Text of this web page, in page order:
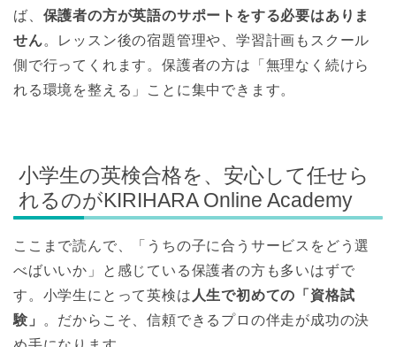
ば、 保護者の方が英語のサポートをする必要はありま
せん。レッスン後の宿題管理や、学習計画もスクール
側で行ってくれます。保護者の方は「無理なく続けら
れる環境を整える」ことに集中できます。
小学生の英検合格を、安心して任せら
れるのがKIRIHARA Online Academy
ここまで読んで、「うちの子に合うサービスをどう選
べばいいか」と感じている保護者の方も多いはずで
す。小学生にとって英検は 人生で初めての「資格試
験」
。だからこそ、信頼できるプロの伴走が成功の決